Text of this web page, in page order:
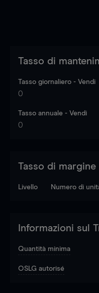
Tasso di
Tasso giornaliero - Vendi
0
Tasso annuale - Vendi
0
Tasso di margine
Livello Numero di
Informazioni sul
Quantità minima
OSLG autorisé